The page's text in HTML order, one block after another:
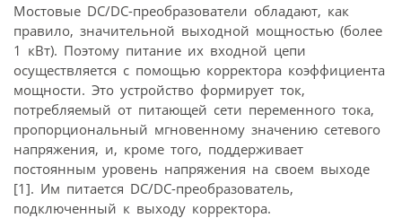
Мостовые DC/DC-преобразователи обладают, как
правило, значительной выходной мощностью (более
1 кВт). Поэтому питание их входной цепи
осуществляется с помощью корректора коэффициента
мощности. Это устройство формирует ток,
потребляемый от питающей сети переменного тока,
пропорциональный мгновенному значению сетевого
напряжения, и, кроме того, поддерживает
постоянным уровень напряжения на своем выходе
[1]. Им питается DC/DC-преобразователь,
подключенный к выходу корректора.